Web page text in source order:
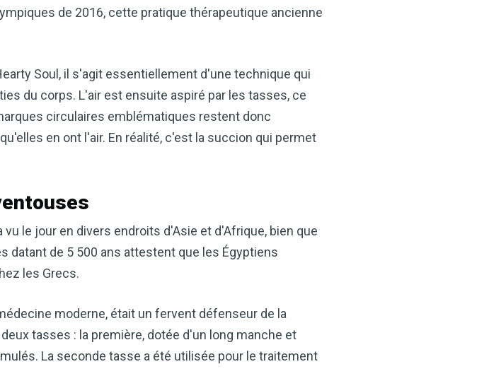
de 2016, cette pratique thérapeutique ancienne
Soul, il s'agit essentiellement d'une technique qui
du corps. L'air est ensuite aspiré par les tasses, ce
circulaires emblématiques restent donc
en ont l'air. En réalité, c'est la succion qui permet
le jour en divers endroits d'Asie et d'Afrique, bien que
datant de 5 500 ans attestent que les Égyptiens
les Grecs.
moderne, était un fervent défenseur de la
tasses : la première, dotée d'un long manche et
La seconde tasse a été utilisée pour le traitement
grâce au vinaigre de cidre de pomme —
Accédez à mon guide dès maintenant